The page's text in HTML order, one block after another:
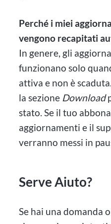
Perché i miei
vengono recapitati
In genere, gli
funzionano solo
attiva e non è
la sezione Download
stato. Se il tuo
aggiornamenti e il
verranno messi in
Serve Aiuto?
Se hai una domanda